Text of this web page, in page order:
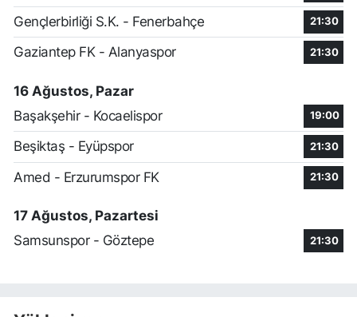
Gençlerbirliği S.K. - Fenerbahçe 21:30
Gaziantep FK - Alanyaspor 21:30
16 Ağustos, Pazar
Başakşehir - Kocaelispor
19:00
Beşiktaş - Eyüpspor 21:30
Amed - Erzurumspor FK 21:30
17 Ağustos, Pazartesi
Samsunspor - Göztepe
21:30